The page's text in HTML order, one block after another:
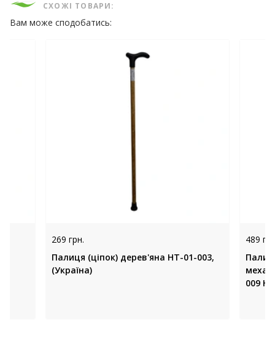
СХОЖІ ТОВАРИ:
Вам може сподобатись:
269 грн.
Палиця (ціпок) дерев'яна НТ-01-003,
(Україна)
489
009